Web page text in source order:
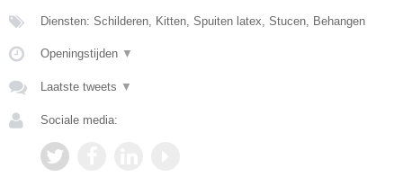
Diensten: Schilderen, Kitten, Spuiten latex, Stucen, Behangen
Openingstijden ▼
Laatste tweets ▼
Sociale media: